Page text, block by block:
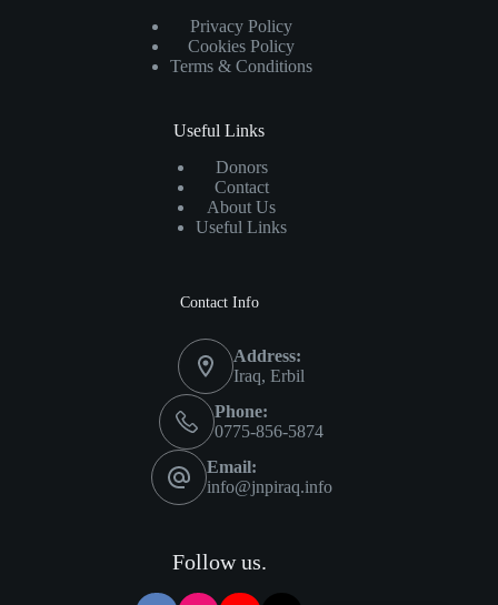
Privacy Policy
Cookies Policy
Terms & Conditions
Useful Links
Donors
Contact
About Us
Useful Links
Contact Info
Address:
Iraq, Erbil
Phone:
0775-856-5874
Email:
info@jnpiraq.info
Follow us.